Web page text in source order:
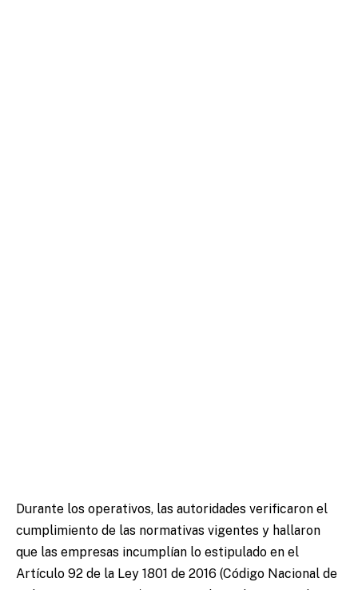
Durante los operativos, las autoridades verificaron el
cumplimiento de las normativas vigentes y hallaron
que las empresas incumplían lo estipulado en el
Artículo 92 de la Ley 1801 de 2016 (Código Nacional de